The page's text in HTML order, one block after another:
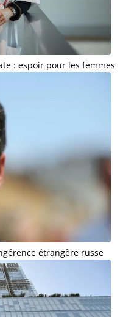
: espoir pour les femmes
étrangère russe